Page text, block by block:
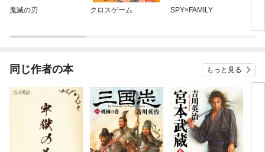
鬼滅の刃 クロスゲーム SPY×FAMILY
同じ作者の本 もっと見る